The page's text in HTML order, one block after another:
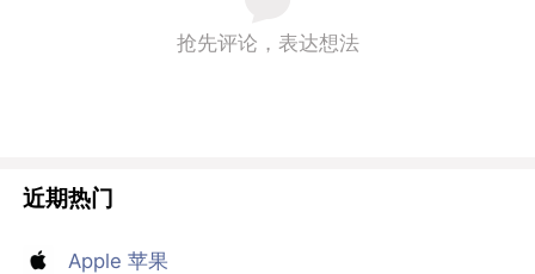
抢先评论，表达想法
近期热门
Apple 苹果